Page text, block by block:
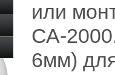
или
СА-
6мм)